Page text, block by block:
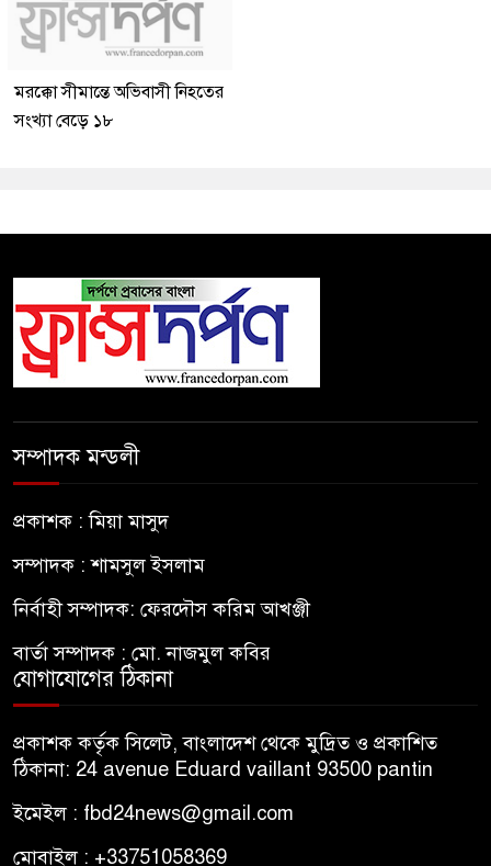
মরক্কো সীমান্তে অভিবাসী নিহতের
সংখ্যা বেড়ে ১৮
সম্পাদক মন্ডলী
প্রকাশক : মিয়া মাসুদ
সম্পাদক : শামসুল ইসলাম
নির্বাহী সম্পাদক: ফেরদৌস করিম আখঞ্জী
বার্তা সম্পাদক : মো. নাজমুল কবির
যোগাযোগের ঠিকানা
প্রকাশক কর্তৃক সিলেট, বাংলাদেশ থেকে মুদ্রিত ও প্রকাশিত
ঠিকানা: 24 avenue Eduard vaillant 93500 pantin
ইমেইল : fbd24news@gmail.com
মোবাইল : +33751058369